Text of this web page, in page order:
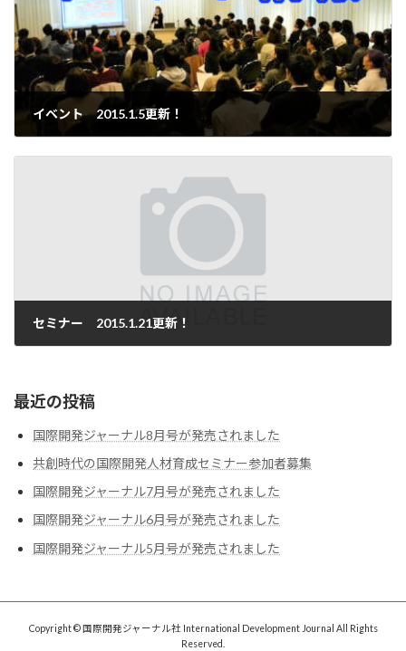
イベント 2015.1.5更新！
セミナー 2015.1.21更新！
最近の投稿
国際開発ジャーナル8月号が発売されました
共創時代の国際開発人材育成セミナー参加者募集
国際開発ジャーナル7月号が発売されました
国際開発ジャーナル6月号が発売されました
国際開発ジャーナル5月号が発売されました
Copyright © 国際開発ジャーナル社 International Development Journal All Rights
Reserved.